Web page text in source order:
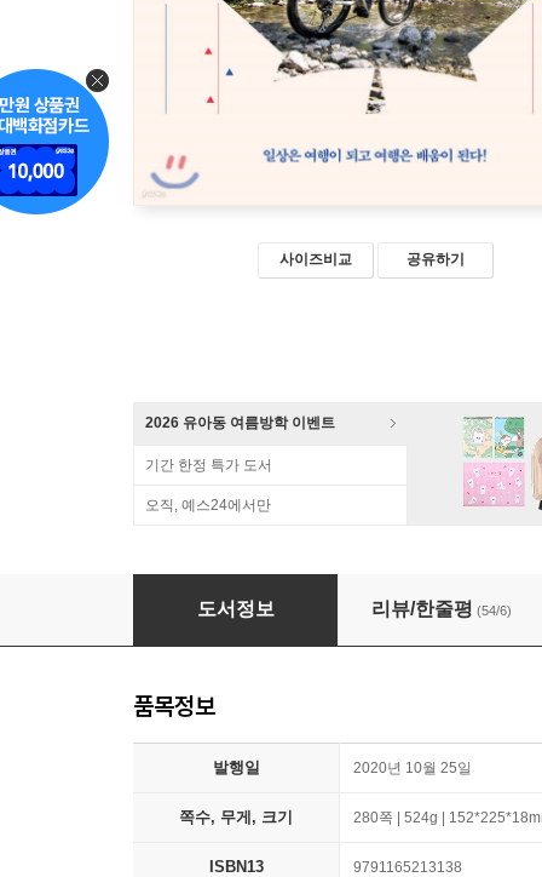
사이즈비교 공유하기
2026 유아동 여름방학 이벤트
기간 한정 특가 도서
오직, 예스24에서만
아이와 간다면, 캐나다!
도서정보 리뷰/한줄평 (54/6)
품목정보
발행일 2020년 10월 25일
쪽수, 무게, 크기 280쪽 | 524g |
ISBN13 9791165213138